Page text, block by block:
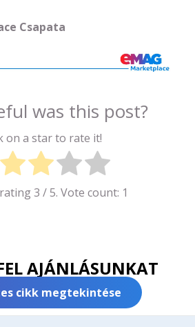
Csapata
was this post?
on a star to rate it!
3 / 5. Vote count: 1
AJÁNLÁSUNKAT
cikk megtekintése